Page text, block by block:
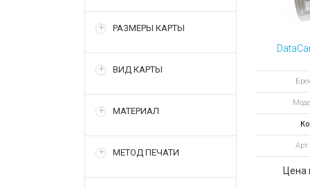
РАЗМЕРЫ КАРТЫ
ВИД КАРТЫ
МАТЕРИАЛ
МЕТОД ПЕЧАТИ
Цена